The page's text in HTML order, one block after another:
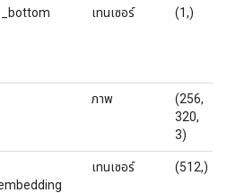
เทนเซอร์ (1,)
ภาพ
(256,
320,
3)
เทนเซอร์ (512,)